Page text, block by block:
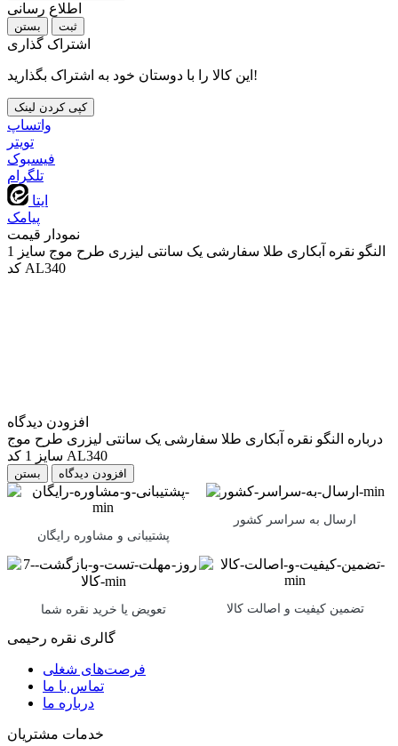
اطلاع رسانی
بستن
اشتراک گذاری
این کالا را با دوستان خود به اشتراک بگذارید!
کپی کردن لینک
واتساپ
تويتر
فیسبوک
تلگرام
ایتا
پیامک
نمودار قیمت
النگو نقره آبکاری طلا سفارشی یک سانتی لیزری طرح موج سایز 1
کد AL340
افزودن دیدگاه
درباره النگو نقره آبکاری طلا سفارشی یک سانتی لیزری طرح موج
سایز 1 کد AL340
بستن
پشتیبانی و مشاوره رایگان
ارسال به سراسر کشور
تعویض یا خرید نقره شما تضمین کیفیت و اصالت کالا
گالری نقره رحیمی
فرصت‌های شغلی
تماس با ما
درباره ما
خدمات مشتریان